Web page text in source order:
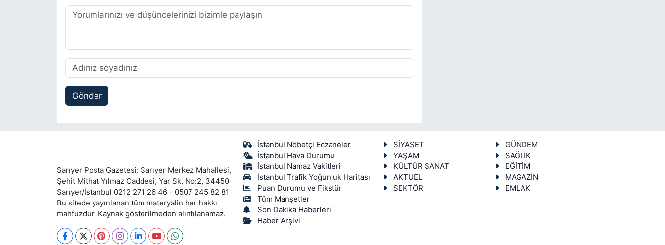
Gönder
Sarıyer Posta Gazetesi: Sarıyer Merkez Mahallesi,
Şehit Mithat Yılmaz Caddesi, Yar Sk. No:2, 34450
Sarıyer/İstanbul 0212 271 26 46 - 0507 245 82 81
Bu sitede yayınlanan tüm materyalin her hakkı
mahfuzdur. Kaynak gösterilmeden alıntılanamaz.
İstanbul Nöbetçi Eczaneler
İstanbul Hava Durumu
İstanbul Namaz Vakitleri
İstanbul Trafik Yoğunluk Haritası
Puan Durumu ve Fikstür
Tüm Manşetler
Son Dakika Haberleri
Haber Arşivi
SİYASET
GÜNDEM
YAŞAM
SAĞLIK
KÜLTÜR SANAT
EĞİTİM
AKTUEL
MAGAZİN
SEKTÖR
EMLAK